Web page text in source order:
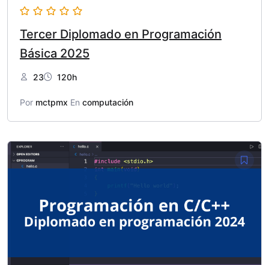
Tercer Diplomado en Programación
Básica 2025
23 120h
Por mctpmx En computación